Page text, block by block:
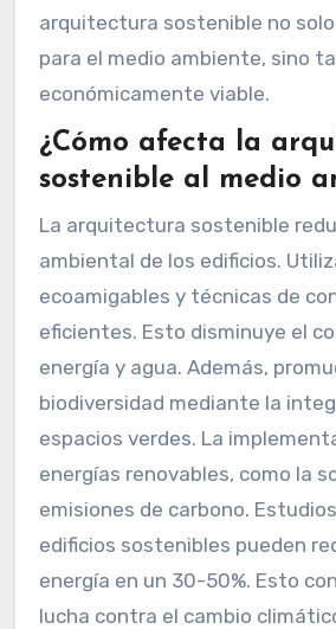
arquitectura sostenible no
para el medio ambiente, sino
económicamente viable.
¿Cómo afecta la
sostenible al medio
La arquitectura sostenible
ambiental de los edificios.
ecoamigables y técnicas de
eficientes. Esto disminuye el
energía y agua. Además,
biodiversidad mediante la
espacios verdes. La
energías renovables, como la
emisiones de carbono.
edificios sostenibles pueden
energía en un 30-50%. Esto
lucha contra el cambio